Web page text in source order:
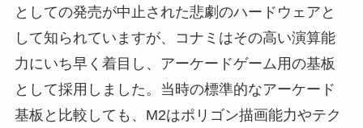
としての発売が中止された悲劇のハードウェアと
して知られていますが、コナミはその高い演算能
力にいち早く着目し、アーケードゲーム用の基板
として採用しました。当時の標準的なアーケード
基板と比較しても、M2はポリゴン描画能力やテク